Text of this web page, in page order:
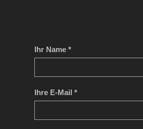
Ihr Name *
Ihre E-Mail *